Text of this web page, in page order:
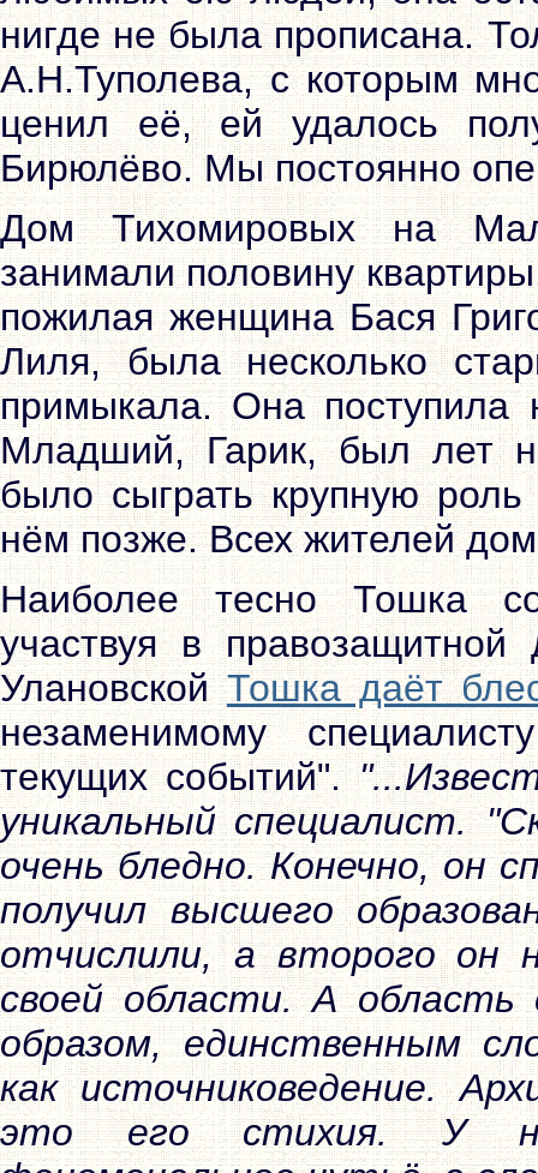
нигде не была прописана.
А.Н.Туполева, с которым
ценил её, ей удалось
Бирюлёво. Мы постоянно
Дом Тихомировых на
занимали половину
пожилая женщина Бася
Лиля, была несколько
примыкала. Она поступила
Младший, Гарик, был лет
было сыграть крупную
нём позже. Всех жителей
Наиболее тесно Тошка
участвуя в
УлановскойТошка даёт
незаменимому
текущих событий".
уникальный специалист.
очень бледно. Конечно, он
получил высшего
отчислили, а второго он
своей области. А
образом, единственным
как источниковедение.
это его стихия. У